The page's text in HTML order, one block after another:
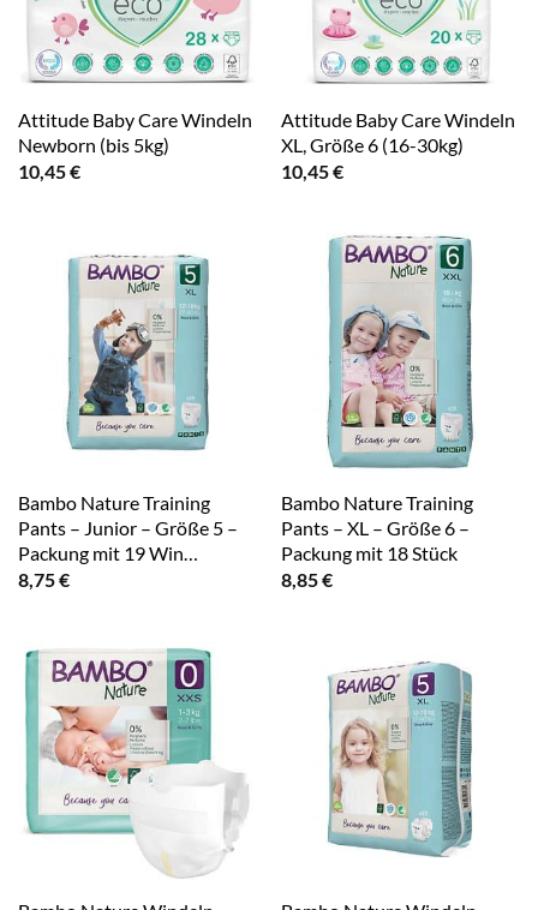
Attitude Baby Care Windeln
Newborn (bis 5kg)
10,45€
Attitude Baby Care Windeln
XL, Größe 6 (16-30kg)
10,45€
Bambo Nature Training
Pants – Junior – Größe 5 –
Packung mit 19 Win…
8,75€
Bambo Nature Training
Pants – XL – Größe 6 –
Packung mit 18 Stück
8,85€